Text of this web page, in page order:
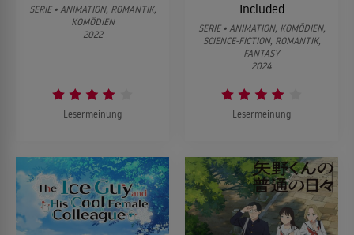
SERIE • ANIMATION, ROMANTIK,
KOMÖDIEN
2022
Lesermeinung
Included
SERIE • ANIMATION, KOMÖDIEN,
SCIENCE-FICTION, ROMANTIK,
FANTASY
2024
Lesermeinung